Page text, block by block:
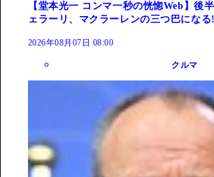
【堂本光一 コンマ一秒の恍惚Web】後
ェラーリ、マクラーレンの三つ巴になる
2026年08月07日 08:00
クルマ